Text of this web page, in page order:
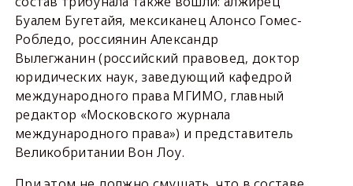
Буалем Бугетайя, мексиканец Алонсо Гомес-
Робледо, россиянин Александр
Вылегжанин (российский правовед, доктор
юридических наук, заведующий кафедрой
международного права МГИМО, главный
редактор «Московского журнала
международного права») и представитель
Великобритании Вон Лоу.